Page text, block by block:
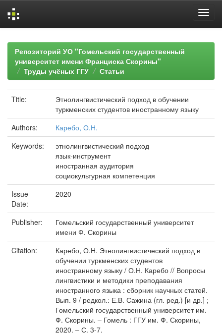
navigationРепозиторий УО "Гомельский государственный
университет имени Франциска Скорины"
Труды учёных ГГУ
Статьи
Title:
Этнолингвистический подход в обучении
туркменских студентов иностранному языку
Authors:
Каребо, О.Н.
Keywords:
этнолингвистический подход
язык-инструмент
иностранная аудитория
социокультурная компетенция
Issue
Date:
2020
Publisher:
Гомельский государственный университет
имени Ф. Скорины
Citation:
Каребо, О.Н. Этнолингвистический подход в
обучении туркменских студентов
иностранному языку / О.Н. Каребо // Вопросы
лингвистики и методики преподавания
иностранного языка : сборник научных статей.
Вып. 9 / редкол.: Е.В. Сажина (гл. ред.) [и др.] ;
Гомельский государственный университет им.
Ф. Скорины. – Гомель : ГГУ им. Ф. Скорины,
2020. – С. 3-7.